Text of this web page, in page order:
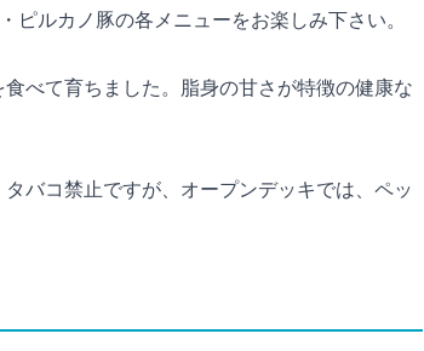
ピルカノ豚の各メニューをお楽しみ下さい。
べて育ちました。脂身の甘さが特徴の健康な
バコ禁止ですが、オープンデッキでは、ペッ